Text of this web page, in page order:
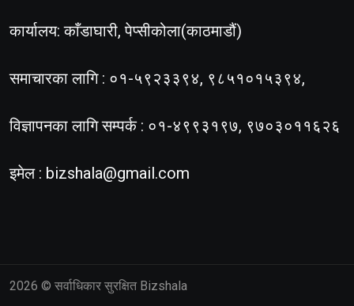
कार्यालय: काँडाघारी, पेप्सीकोला(काठमाडौं)
समाचारका लागि : ०१-५९२३३९४, ९८५१०१५३९४,
विज्ञापनका लागि सम्पर्क : ०१-४९९३१९७, ९७०३०११६२६
इमेल : bizshala@gmail.com
2026 © सर्वाधिकार सुरक्षित Bizshala